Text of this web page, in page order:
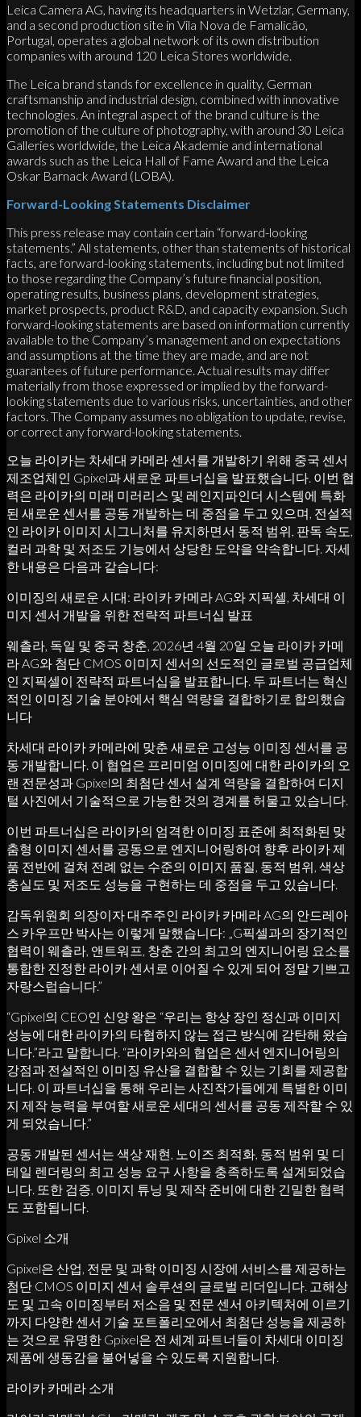
Leica Camera AG, having its headquarters in Wetzlar, Germany,
and a second production site in Vila Nova de Famalicão,
Portugal, operates a global network of its own distribution
companies with around 120 Leica Stores worldwide.
The Leica brand stands for excellence in quality, German
craftsmanship and industrial design, combined with innovative
technologies. An integral aspect of the brand culture is the
promotion of the culture of photography, with around 30 Leica
Galleries worldwide, the Leica Akademie and international
awards such as the Leica Hall of Fame Award and the Leica
Oskar Barnack Award (LOBA).
Forward-Looking Statements Disclaimer
This press release may contain certain “forward-looking
statements.” All statements, other than statements of historical
facts, are forward-looking statements, including but not limited
to those regarding the Company’s future financial position,
operating results, business plans, development strategies,
market prospects, product R&D, and capacity expansion. Such
forward-looking statements are based on information currently
available to the Company’s management and on expectations
and assumptions at the time they are made, and are not
guarantees of future performance. Actual results may differ
materially from those expressed or implied by the forward-
looking statements due to various risks, uncertainties, and other
factors. The Company assumes no obligation to update, revise,
or correct any forward-looking statements.
오늘 라이카는 차세대 카메라 센서를 개발하기 위해 중국 센서
제조업체인 Gpixel과 새로운 파트너십을 발표했습니다. 이번 협
력은 라이카의 미래 미러리스 및 레인지파인더 시스템에 특화
된 새로운 센서를 공동 개발하는 데 중점을 두고 있으며, 전설적
인 라이카 이미지 시그니처를 유지하면서 동적 범위, 판독 속도,
컬러 과학 및 저조도 기능에서 상당한 도약을 약속합니다. 자세
한 내용은 다음과 같습니다:
이미징의 새로운 시대: 라이카 카메라 AG와 지픽셀, 차세대 이
미지 센서 개발을 위한 전략적 파트너십 발표
웨츨라, 독일 및 중국 창춘, 2026년 4월 20일 오늘 라이카 카메
라 AG와 첨단 CMOS 이미지 센서의 선도적인 글로벌 공급업체
인 지픽셀이 전략적 파트너십을 발표합니다. 두 파트너는 혁신
적인 이미징 기술 분야에서 핵심 역량을 결합하기로 합의했습
니다
차세대 라이카 카메라에 맞춘 새로운 고성능 이미징 센서를 공
동 개발합니다. 이 협업은 프리미엄 이미징에 대한 라이카의 오
랜 전문성과 Gpixel의 최첨단 센서 설계 역량을 결합하여 디지
털 사진에서 기술적으로 가능한 것의 경계를 허물고 있습니다.
이번 파트너십은 라이카의 엄격한 이미징 표준에 최적화된 맞
춤형 이미지 센서를 공동으로 엔지니어링하여 향후 라이카 제
품 전반에 걸쳐 전례 없는 수준의 이미지 품질, 동적 범위, 색상
충실도 및 저조도 성능을 구현하는 데 중점을 두고 있습니다.
감독위원회 의장이자 대주주인 라이카 카메라 AG의 안드레아
스 카우프만 박사는 이렇게 말했습니다: „G픽셀과의 장기적인
협력이 웨츨라, 앤트워프, 창춘 간의 최고의 엔지니어링 요소를
통합한 진정한 라이카 센서로 이어질 수 있게 되어 정말 기쁘고
자랑스럽습니다.”
“Gpixel의 CEO인 신양 왕은 “우리는 항상 장인 정신과 이미지
성능에 대한 라이카의 타협하지 않는 접근 방식에 감탄해 왔습
니다.”라고 말합니다. “라이카와의 협업은 센서 엔지니어링의
강점과 전설적인 이미징 유산을 결합할 수 있는 기회를 제공합
니다. 이 파트너십을 통해 우리는 사진작가들에게 특별한 이미
지 제작 능력을 부여할 새로운 세대의 센서를 공동 제작할 수 있
게 되었습니다.”
공동 개발된 센서는 색상 재현, 노이즈 최적화, 동적 범위 및 디
테일 렌더링의 최고 성능 요구 사항을 충족하도록 설계되었습
니다. 또한 검증, 이미지 튜닝 및 제작 준비에 대한 긴밀한 협력
도 포함됩니다.
Gpixel 소개
Gpixel은 산업, 전문 및 과학 이미징 시장에 서비스를 제공하는
첨단 CMOS 이미지 센서 솔루션의 글로벌 리더입니다. 고해상
도 및 고속 이미징부터 저소음 및 전문 센서 아키텍처에 이르기
까지 다양한 센서 기술 포트폴리오에서 최첨단 성능을 제공하
는 것으로 유명한 Gpixel은 전 세계 파트너들이 차세대 이미징
제품에 생동감을 불어넣을 수 있도록 지원합니다.
라이카 카메라 소개